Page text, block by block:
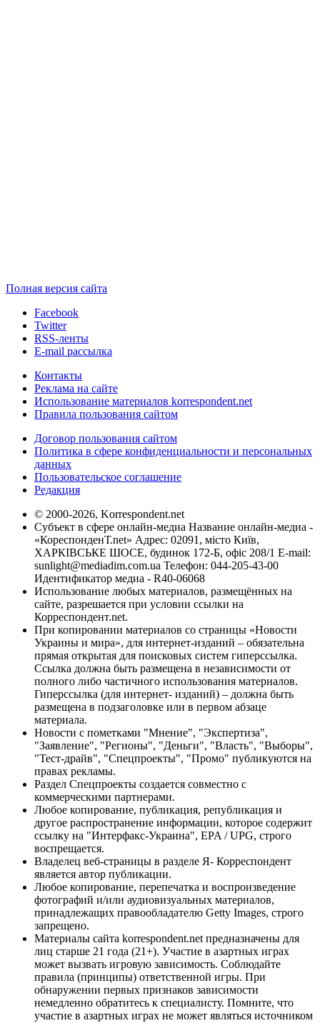
Полная версия сайта
Facebook
Twitter
RSS-ленты
E-mail рассылка
Контакты
Реклама на сайте
Использование материалов korrespondent.net
Правила пользования сайтом
Договор пользования сайтом
Политика в сфере конфиденциальности и персональных
данных
Пользовательское соглашение
Редакция
© 2000-2026, Korrespondent.net
Субъект в сфере онлайн-медиа Название онлайн-медиа -
«КореспонденТ.net» Адрес: 02091, місто Київ,
ХАРКІВСЬКЕ ШОСЕ, будинок 172-Б, офіс 208/1 E-mail:
sunlight@mediadim.com.ua Телефон: 044-205-43-00
Идентификатор медиа - R40-06068
Использование любых материалов, размещённых на
сайте, разрешается при условии ссылки на
Корреспондент.net.
При копировании материалов со страницы «Новости
Украины и мира», для интернет-изданий – обязательна
прямая открытая для поисковых систем гиперссылка.
Ссылка должна быть размещена в независимости от
полного либо частичного использования материалов.
Гиперссылка (для интернет- изданий) – должна быть
размещена в подзаголовке или в первом абзаце
материала.
Новости с пометками "Мнение", "Экспертиза",
"Заявление", "Регионы", "Деньги", "Власть", "Выборы",
"Тест-драйв", "Спецпроекты", "Промо" публикуются на
правах рекламы.
Раздел Спецпроекты создается совместно с
коммерческими партнерами.
Любое копирование, публикация, републикация и
другое распространение информации, которое содержит
ссылку на "Интерфакс-Украина", EPA / UPG, строго
воспрещается.
Владелец веб-страницы в разделе Я- Корреспондент
является автор публикации.
Любое копирование, перепечатка и воспроизведение
фотографий и/или аудиовизуальных материалов,
принадлежащих правообладателю Getty Images, строго
запрещено.
Материалы сайта korrespondent.net предназначены для
лиц старше 21 года (21+). Участие в азартных играх
может вызвать игровую зависимость. Соблюдайте
правила (принципы) ответственной игры. При
обнаружении первых признаков зависимости
немедленно обратитесь к специалисту. Помните, что
участие в азартных играх не может являться источником